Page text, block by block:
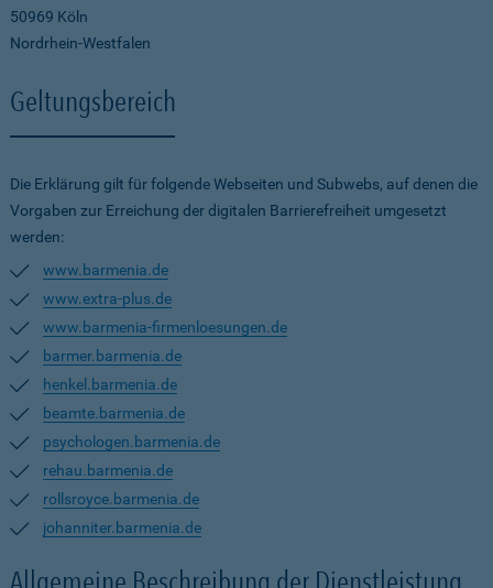
50969 Köln
Nordrhein-Westfalen
Geltungsbereich
Die Erklärung gilt für folgende Webseiten und Subwebs, auf denen die
Vorgaben zur Erreichung der digitalen Barrierefreiheit umgesetzt
werden:
www.barmenia.de
www.extra-plus.de
www.barmenia-firmenloesungen.de
barmer.barmenia.de
henkel.barmenia.de
beamte.barmenia.de
psychologen.barmenia.de
rehau.barmenia.de
rollsroyce.barmenia.de
johanniter.barmenia.de
Allgemeine Beschreibung der Dienstleistung